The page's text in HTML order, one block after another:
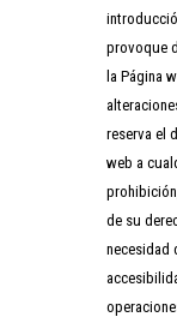
provoque
la Página
reserva el
web a
de su
necesidad